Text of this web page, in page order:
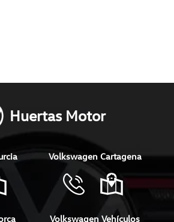
Huertas Motor
Volkswagen Cartagena
Volkswagen Vehículos